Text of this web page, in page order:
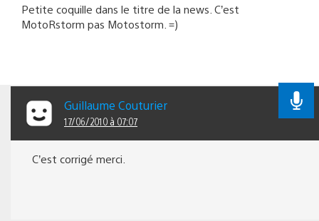
Petite coquille dans le titre de la news. C’est
MotoRstorm pas Motostorm. =)
Guillaume Couturier
17/06/2010 à 07:07
C’est corrigé merci.